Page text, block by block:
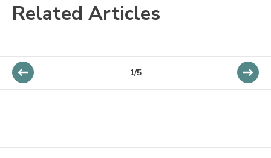
Related Articles
1/5